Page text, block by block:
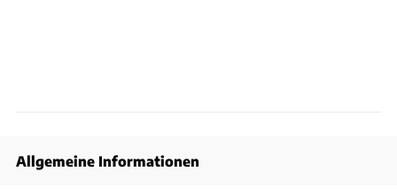
Allgemeine Informationen